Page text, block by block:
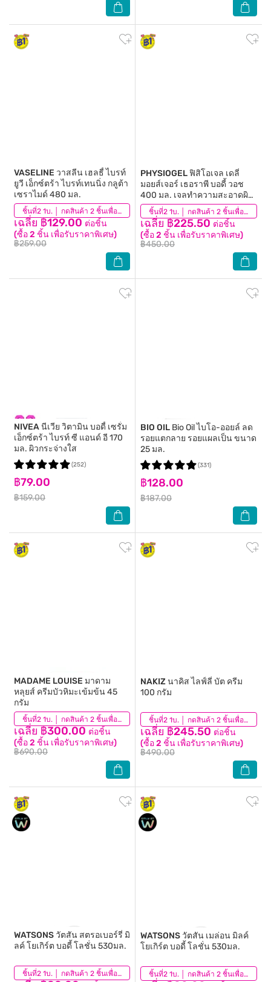
ชิ้นที่2 1บ. │ กดสินค้า 2 ชิ้นเพื่อรับโปรโมชันนี้
VASELINE วาสลีน เฮลธี้ ไบรท์
ยูวี เอ็กซ์ตร้า ไบรท์เทนนิ่ง กลูต้า
เซราไมด์ 480 มล.
เฉลี่ย ฿129.00 ต่อชิ้น
(ซื้อ 2 ชิ้น เพื่อรับราคาพิเศษ)
฿259.00
(2,349) ชิ้นที่2 1บ. │ กดสินค้า 2 ชิ้นเพื่อรับโปรโมชันนี้
PHYSIOGELฟิสิโอเจล เดลี่
มอยส์เจอร์ เธอราพี บอดี้ วอช
400 มล. เจลทำความสะอาดผิว
กายสูตรอ่อนโยน
เฉลี่ย ฿225.50 ต่อชิ้น
(ซื้อ 2 ชิ้น เพื่อรับราคาพิเศษ)
฿450.00
(70)
NIVEAนีเวีย วิตามิน บอดี้ เซรั่ม
เอ็กซ์ตร้า ไบรท์ ซี แอนด์ อี 170
มล. ผิวกระจ่างใส
฿79.00
฿159.00
(252)
BIO OIL Bio Oil ไบโอ-ออยล์ ลด
รอยแตกลาย รอยแผลเป็น ขนาด
25 มล.
฿128.00
฿187.00
(331)
ชิ้นที่2 1บ. │ กดสินค้า 2 ชิ้นเพื่อรับโปรโมชันนี้
MADAME LOUISE มาดาม
หลุยส์ ครีมบัวหิมะเข้มข้น 45
กรัม
เฉลี่ย ฿300.00 ต่อชิ้น
(ซื้อ 2 ชิ้น เพื่อรับราคาพิเศษ)
฿690.00
(18) ชิ้นที่2 1บ. │ กดสินค้า 2 ชิ้นเพื่อรับโปรโมชันนี้
NAKIZนาคิส ไลฟ์ลี่ บัต ครีม
100 กรัม
เฉลี่ย ฿245.50 ต่อชิ้น
(ซื้อ 2 ชิ้น เพื่อรับราคาพิเศษ)
฿490.00
(278)
ชิ้นที่2 1บ. │ กดสินค้า 2 ชิ้นเพื่อรับโปรโมชันนี้
WATSONS วัตสัน สตรอเบอร์รี่ มิ
ลค์ โยเกิร์ต บอดี้ โลชั่น 530มล.
(3) ชิ้นที่2 1บ. │ กดสินค้า 2 ชิ้นเพื่อรับโปรโมชันนี้
WATSONS วัตสัน เมล่อน มิลค์
โยเกิร์ต บอดี้ โลชั่น 530มล.
(4)